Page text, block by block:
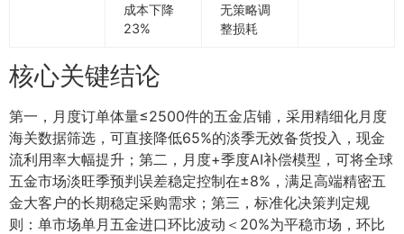
成本下降
23%
无策略调
整损耗
核心关键结论
第一，月度订单体量≤2500件的五金店铺，采用精细化月度
海关数据筛选，可直接降低65%的淡季无效备货投入，现金
流利用率大幅提升；第二，月度+季度AI补偿模型，可将全球
五金市场淡旺季预判误差稳定控制在±8%，满足高端精密五
金大客户的长期稳定采购需求；第三，标准化决策判定规
则：单市场单月五金进口环比波动＜20%为平稳市场，环比